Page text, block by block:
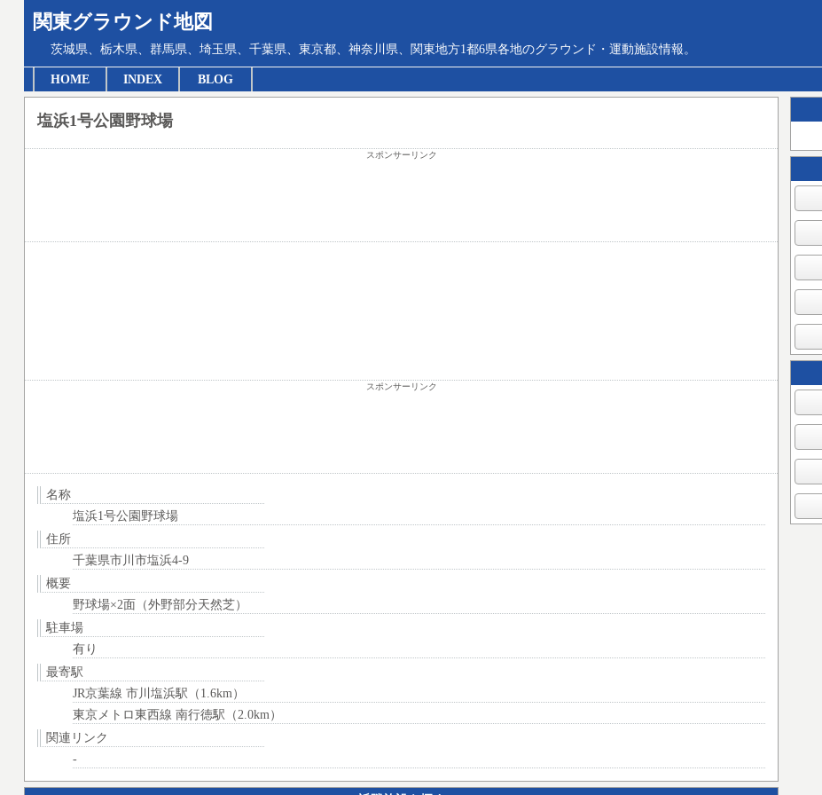
関東グラウンド地図
茨城県、栃木県、群馬県、埼玉県、千葉県、東京都、神奈川県、関東地方1都6県各地のグラウンド・運動施設情報。
HOME INDEX BLOG
塩浜1号公園野球場
スポンサーリンク
スポンサーリンク
名称
塩浜1号公園野球場
住所
千葉県市川市塩浜4-9
概要
野球場×2面（外野部分天然芝）
駐車場
有り
最寄駅
JR京葉線 市川塩浜駅（1.6km）
東京メトロ東西線 南行徳駅（2.0km）
関連リンク
-